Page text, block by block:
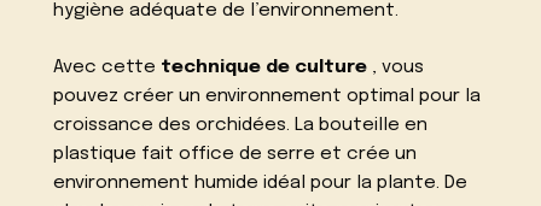
hygiène adéquate de l’environnement.
Avec cette technique de culture , vous
pouvez créer un environnement optimal pour la
croissance des orchidées. La bouteille en
plastique fait office de serre et crée un
environnement humide idéal pour la plante. De